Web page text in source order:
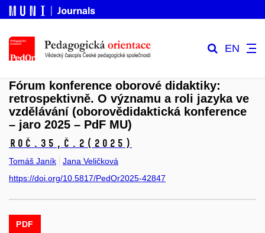
EN
Fórum konference oborové didaktiky:
retrospektivně. O významu a roli jazyka ve
vzdělávání (oborovědidaktická konference
– jaro 2025 – PdF MU)
Roč.35, č.2 (2025)
Tomáš Janík
Jana Veličková
https://doi.org/10.5817/PedOr2025-42847
PDF